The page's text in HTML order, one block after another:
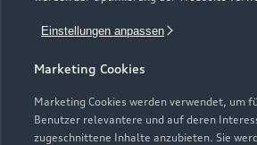
Einstellungen anpassen
Marketing Cookies
Marketing Cookies werden verwendet, um
Benutzer relevantere und auf deren
zugeschnittene Inhalte anzubieten. Sie
Lausitzer Straße 32
02991 Lauta
post@autohaus-elter.de